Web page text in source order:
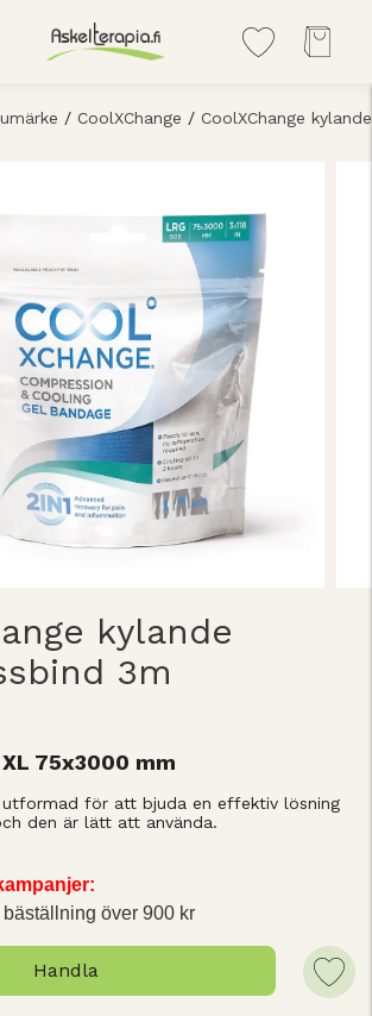
/ CoolXChange / CoolXChange kylande
kylande
3m
75x3000 mm
utformad för att bjuda en effektiv lösning
den är lätt att använda.
över 900 kr
Handla